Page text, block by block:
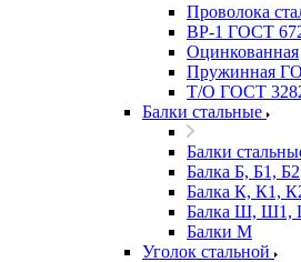
Проволока
ВР-1 ГОСТ
Оцинкованная
Пружинная
Т/О ГОСТ
Балки стальные
Балки
Балка Б, Б1, Б2
Балка К, К1,
Балка Ш, Ш1,
Балки М
Уголок стальной